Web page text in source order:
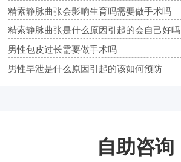
精索静脉曲张会影响生育吗需要做手术吗
精索静脉曲张是什么原因引起的会自己好
男性包皮过长需要做手术吗
男性早泄是什么原因引起的该如何预防
自助咨询